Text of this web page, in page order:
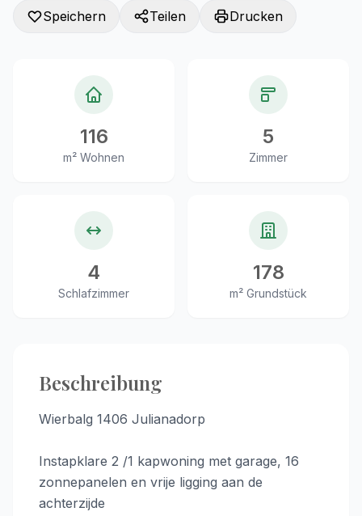
Speichern Teilen Drucken
116
m² Wohnen
5
Zimmer
4
Schlafzimmer
178
m² Grundstück
Beschreibung
Wierbalg 1406 Julianadorp
Instapklare 2 /1 kapwoning met garage, 16
zonnepanelen en vrije ligging aan de
achterzijde